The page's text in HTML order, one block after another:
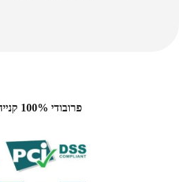
פרובודי 100% קנייה בטוחה